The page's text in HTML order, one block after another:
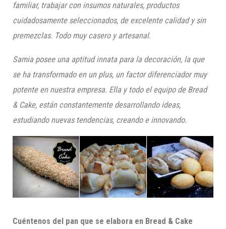
familiar, trabajar con insumos naturales, productos
cuidadosamente seleccionados, de excelente calidad y sin
premezclas. Todo muy casero y artesanal.
Samia posee una aptitud innata para la decoración, la que
se ha transformado en un plus, un factor diferenciador muy
potente en nuestra empresa. Ella y todo el equipo de Bread
& Cake, están constantemente desarrollando ideas,
estudiando nuevas tendencias, creando e innovando.
Cuéntenos del pan que se elabora en Bread & Cake